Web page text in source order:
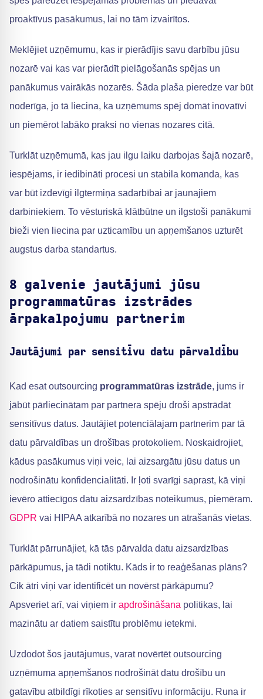
proaktīvus pasākumus, lai no tām izvairītos.
Meklējiet uzņēmumu, kas ir pierādījis savu darbību jūsu
nozarē vai kas var pierādīt pielāgošanās spējas un
panākumus vairākās nozarēs. Šāda plaša pieredze var būt
noderīga, jo tā liecina, ka uzņēmums spēj domāt inovatīvi
un piemērot labāko praksi no vienas nozares citā.
Turklāt uzņēmumā, kas jau ilgu laiku darbojas šajā nozarē,
iespējams, ir iedibināti procesi un stabila komanda, kas
var būt izdevīgi ilgtermiņa sadarbībai ar jaunajiem
darbiniekiem. To vēsturiskā klātbūtne un ilgstoši panākumi
bieži vien liecina par uzticamību un apņemšanos uzturēt
augstus darba standartus.
8 galvenie jautājumi jūsu
programmatūras izstrādes
ārpakalpojumu partnerim
Jautājumi par sensitīvu datu pārvaldību
Kad esat outsourcing programmatūras izstrāde, jums ir
jābūt pārliecinātam par partnera spēju droši apstrādāt
sensitīvus datus. Jautājiet potenciālajam partnerim par tā
datu pārvaldības un drošības protokoliem. Noskaidrojiet,
kādus pasākumus viņi veic, lai aizsargātu jūsu datus un
nodrošinātu konfidencialitāti. Ir ļoti svarīgi saprast, kā viņi
ievēro attiecīgos datu aizsardzības noteikumus, piemēram.
GDPR vai HIPAA atkarībā no nozares un atrašanās vietas.
Turklāt pārrunājiet, kā tās pārvalda datu aizsardzības
pārkāpumus, ja tādi notiktu. Kāds ir to reaģēšanas plāns?
Cik ātri viņi var identificēt un novērst pārkāpumu?
Apsveriet arī, vai viņiem ir apdrošināšana politikas, lai
mazinātu ar datiem saistītu problēmu ietekmi.
Uzdodot šos jautājumus, varat novērtēt outsourcing
uzņēmuma apņemšanos nodrošināt datu drošību un
gatavību atbildīgi rīkoties ar sensitīvu informāciju. Runa ir